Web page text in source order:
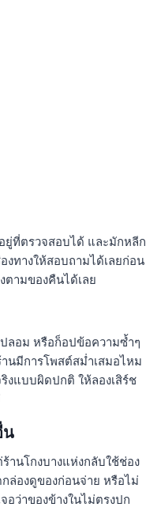
ยู่ที่ตรวจสอบได้ และมักหลีก
ทางให้สอบถามได้เลยก่อน
ามของคืนได้เลย
ลอม หรือก็อปข้อความซ้ำๆ
านมีการโพสต์สม่ำเสมอไหม
งแบบผิดปกติ ให้ลองเสิร์ช
น
านโกงบางแห่งกลับใช้ช่อง
ล่องดูของก่อนจ่าย หรือไม่
อว่าของข้างในไม่ตรงปก